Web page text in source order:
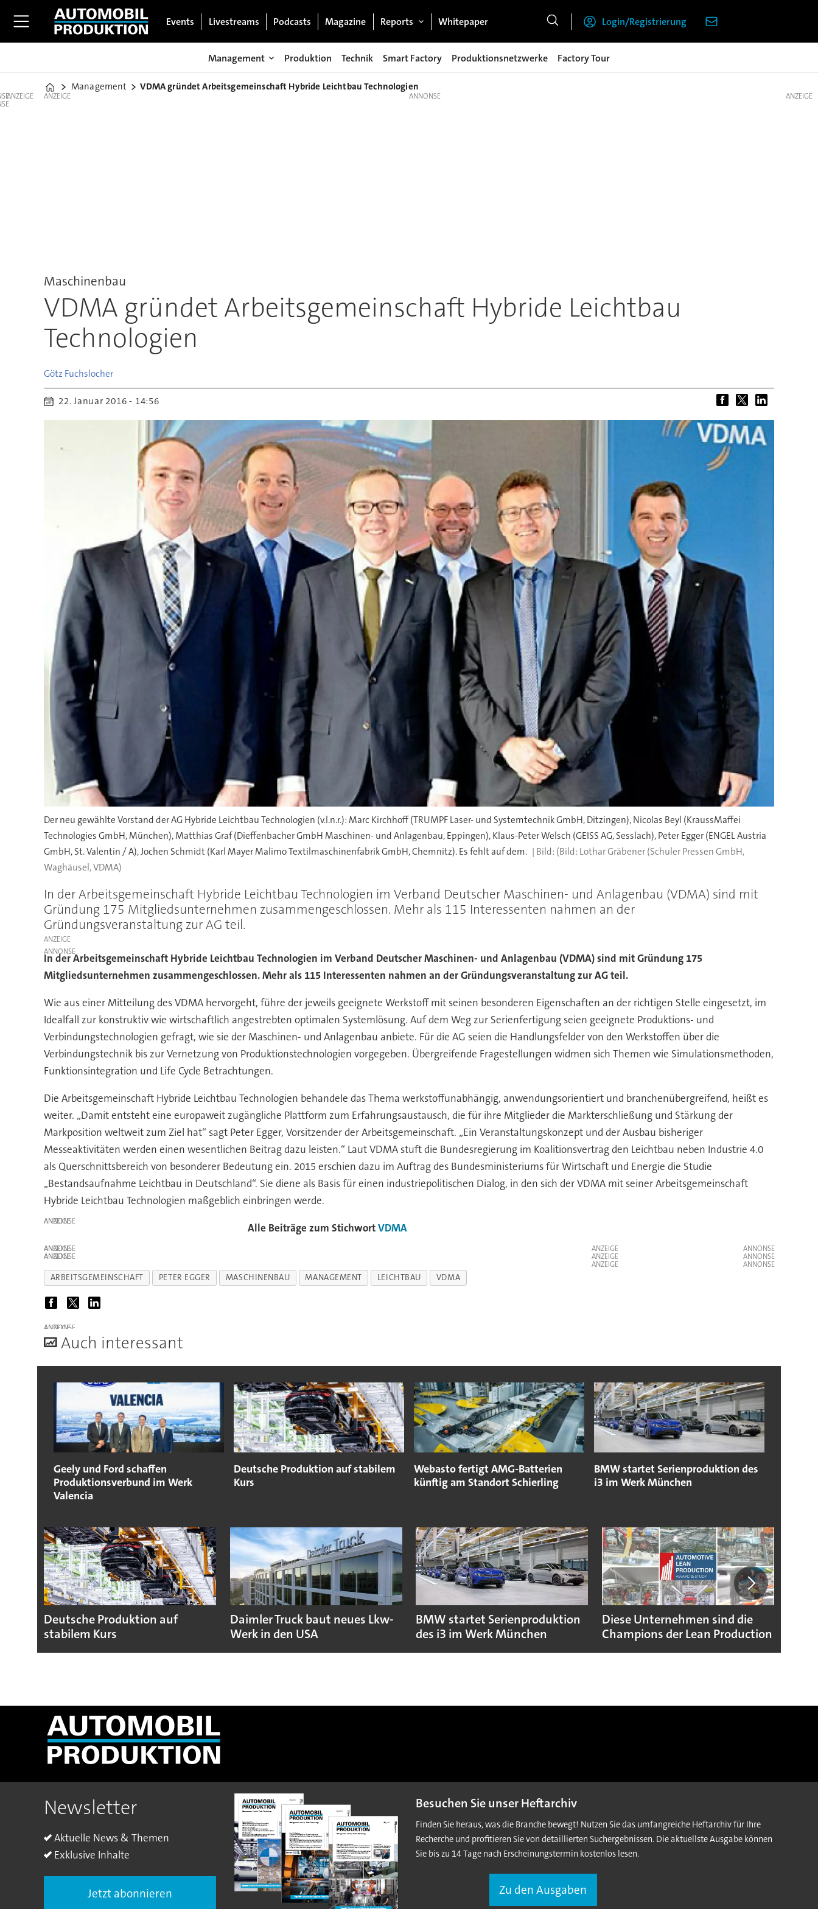
Events Livestreams Podcasts Magazine Reports Whitepaper Login/Registrierung
Management Produktion Technik Smart Factory Produktionsnetzwerke Factory Tour
Home
Management VDMA gründet Arbeitsgemeinschaft Hybride Leichtbau Technologien
ANZEIGE ANZEIGE
Maschinenbau
VDMA gründet Arbeitsgemeinschaft Hybride Leichtbau
Technologien
Götz Fuchslocher
22. Januar 2016 - 14:56
Der neu gewählte Vorstand der AG Hybride Leichtbau Technologien (v.l.n.r.): Marc Kirchhoff (TRUMPF Laser- und Systemtechnik GmbH, Ditzingen), Nicolas Beyl (KraussMaffei
Technologies GmbH, München), Matthias Graf (Dieffenbacher GmbH Maschinen- und Anlagenbau, Eppingen), Klaus-Peter Welsch (GEISS AG, Sesslach), Peter Egger (ENGEL Austria
GmbH, St. Valentin / A), Jochen Schmidt (Karl Mayer Malimo Textilmaschinenfabrik GmbH, Chemnitz). Es fehlt auf dem.
(Bild: Lothar Gräbener (Schuler Pressen GmbH,
Waghäusel, VDMA)
In der Arbeitsgemeinschaft Hybride Leichtbau Technologien im Verband Deutscher Maschinen- und Anlagenbau (VDMA) sind mit
Gründung 175 Mitgliedsunternehmen zusammengeschlossen. Mehr als 115 Interessenten nahmen an der
Gründungsveranstaltung zur AG teil.
ANZEIGE
In der Arbeitsgemeinschaft Hybride Leichtbau Technologien im Verband Deutscher Maschinen- und Anlagenbau (VDMA) sind mit Gründung 175
Mitgliedsunternehmen zusammengeschlossen. Mehr als 115 Interessenten nahmen an der Gründungsveranstaltung zur AG teil.
Wie aus einer Mitteilung des VDMA hervorgeht, führe der jeweils geeignete Werkstoff mit seinen besonderen Eigenschaften an der richtigen Stelle eingesetzt, im
Idealfall zur konstruktiv wie wirtschaftlich angestrebten optimalen Systemlösung. Auf dem Weg zur Serienfertigung seien geeignete Produktions- und
Verbindungstechnologien gefragt, wie sie der Maschinen- und Anlagenbau anbiete. Für die AG seien die Handlungsfelder von den Werkstoffen über die
Verbindungstechnik bis zur Vernetzung von Produktionstechnologien vorgegeben. Übergreifende Fragestellungen widmen sich Themen wie Simulationsmethoden,
Funktionsintegration und Life Cycle Betrachtungen.
Die Arbeitsgemeinschaft Hybride Leichtbau Technologien behandele das Thema werkstoffunabhängig, anwendungsorientiert und branchenübergreifend, heißt es
weiter. „Damit entsteht eine europaweit zugängliche Plattform zum Erfahrungsaustausch, die für ihre Mitglieder die Markterschließung und Stärkung der
Markposition weltweit zum Ziel hat“ sagt Peter Egger, Vorsitzender der Arbeitsgemeinschaft. „Ein Veranstaltungskonzept und der Ausbau bisheriger
Messeaktivitäten werden einen wesentlichen Beitrag dazu leisten.“ Laut VDMA stuft die Bundesregierung im Koalitionsvertrag den Leichtbau neben Industrie 4.0
als Querschnittsbereich von besonderer Bedeutung ein. 2015 erschien dazu im Auftrag des Bundesministeriums für Wirtschaft und Energie die Studie
„Bestandsaufnahme Leichtbau in Deutschland“. Sie diene als Basis für einen industriepolitischen Dialog, in den sich der VDMA mit seiner Arbeitsgemeinschaft
Hybride Leichtbau Technologien maßgeblich einbringen werde.
ANZEIGE Alle Beiträge zum StichwortVDMA
ANZEIGE
ANZEIGE
ANZEIGE
ANZEIGE
ANZEIGE
ARBEITSGEMEINSCHAFT PETER EGGER MASCHINENBAU MANAGEMENT LEICHTBAU VDMA
ANZEIGE
Auch interessant
Geely und Ford schaffen
Produktionsverbund im Werk
Valencia
Deutsche Produktion auf stabilem
Kurs
Webasto fertigt AMG-Batterien
künftig am Standort Schierling
BMW startet Serienproduktion des
i3 im Werk München
Deutsche Produktion auf
stabilem Kurs
Daimler Truck baut neues Lkw-
Werk in den USA
BMW startet Serienproduktion
des i3 im Werk München
Diese Unternehmen sind die
Champions der Lean Production
ANZEIGE
Newsletter
Aktuelle News & Themen
Exklusive Inhalte
Jetzt abonnieren
Besuchen Sie unser Heftarchiv
Finden Sie heraus, was die Branche bewegt! Nutzen Sie das umfangreiche Heftarchiv für Ihre
Recherche und profitieren Sie von detaillierten Suchergebnissen. Die aktuellste Ausgabe können
Sie bis zu 14 Tage nach Erscheinungstermin kostenlos lesen.
Zu den Ausgaben